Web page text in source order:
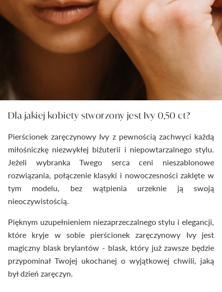
Dla jakiej kobiety stworzony jest Ivy 0,50 ct?
Pierścionek zaręczynowy Ivy z pewnością zachwyci każdą
miłośniczkę niezwykłej biżuterii i niepowtarzalnego stylu.
Jeżeli wybranka Twego serca ceni nieszablonowe
rozwiązania, połączenie klasyki i nowoczesności zaklęte w
tym modelu, bez wątpienia urzeknie ją swoją
nieoczywistością.
Pięknym uzupełnieniem niezaprzeczalnego stylu i elegancji,
które kryje w sobie pierścionek zaręczynowy Ivy jest
magiczny blask brylantów - blask, który już zawsze będzie
przypominał Twojej ukochanej o wyjątkowej chwili, jaką
był dzień zaręczyn.